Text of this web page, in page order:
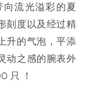
流光溢彩的夏
刻度以及经过精
升的气泡，平添
动之感的腕表外
只 ！